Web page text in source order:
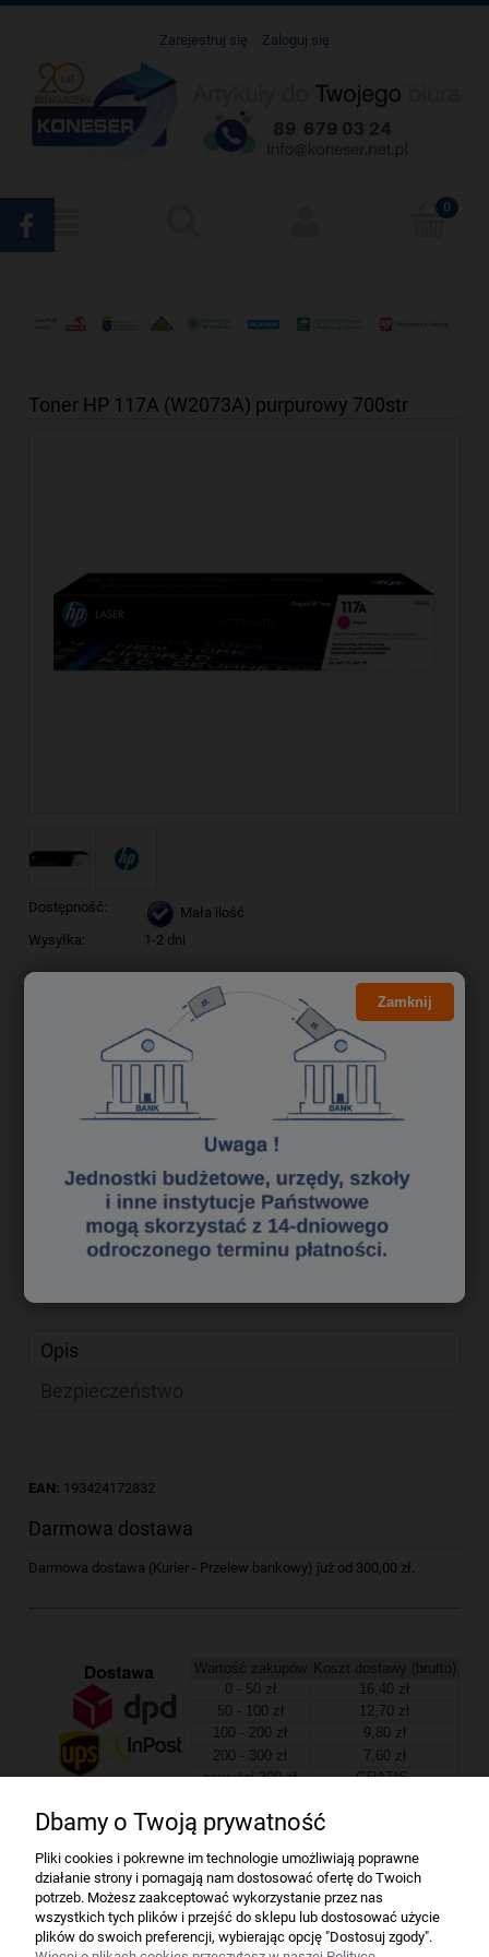
Zarejestruj się Zaloguj się
Toner HP 117A (W2073A) purpurowy 700str
Dostępność:
Mała ilość
Wysyłka:
1-2 dni
Kliknij i NEGOCJUJ CENĘ
247,33 zł
201,08 zł
do koszyka
dodaj do przechowalni
Producent:
zapytaj o produkt
Opis
EAN: 193424172832
Darmowa dostawa
Darmowa dostawa (Kurier - Przelew bankowy) już od 300,00 zł.
Wartość zakupów Koszt dostawy (brutto)
0 - 50 zł
16,40 zł
50 - 100 zł
12,70 zł
100 - 200 zł
9,80 zł
200 - 300 zł
7,60 zł
powyżej 300 zł
GRATIS
Firma
Bindownice wg producentów
Niszczarki wg producentów
Dbamy o Twoją prywatność
Pliki cookies i pokrewne im technologie umożliwiają poprawne
działanie strony i pomagają nam dostosować ofertę do Twoich
potrzeb. Możesz zaakceptować wykorzystanie przez nas
wszystkich tych plików i przejść do sklepu lub dostosować użycie
plików do swoich preferencji, wybierając opcję "Dostosuj zgody".
Zamknij